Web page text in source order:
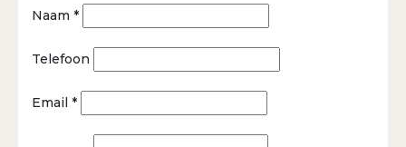
Naam *
Telefoon
Email *